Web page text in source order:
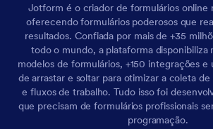
Jotform é o criador de formulários online
oferecendo formulários poderosos que
resultados. Confiada por mais de +35
todo o mundo, a plataforma disponibiliza
modelos de formulários, +150 integrações
de arrastar e soltar para otimizar a coleta
e fluxos de trabalho. Tudo isso foi
que precisam de formulários profissionais
programação.